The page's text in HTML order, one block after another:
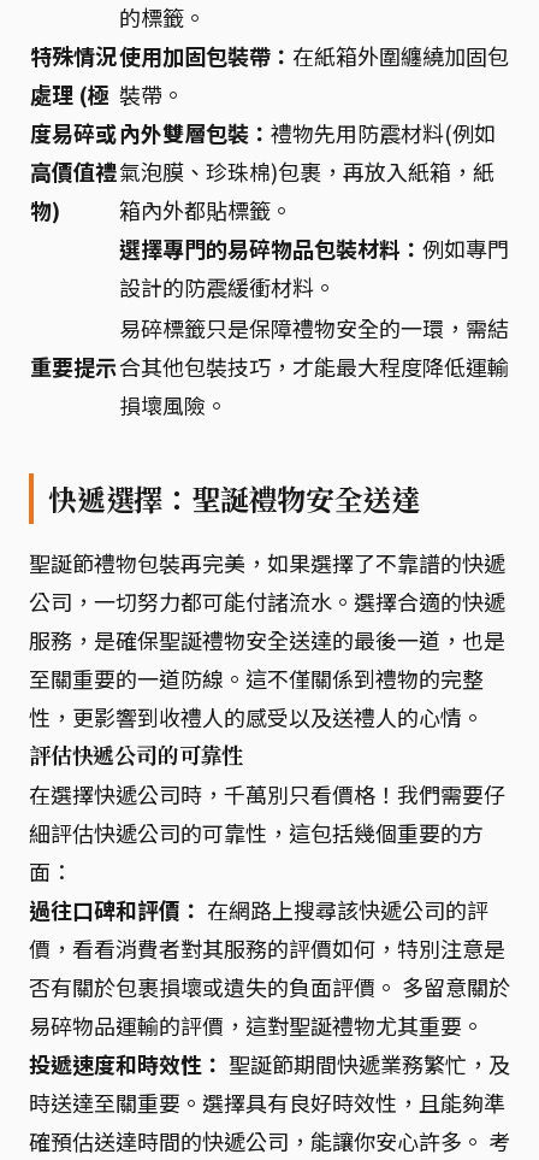
特殊情況
處理 (極
度易碎或
高價值禮
物)
的標籤。
使用加固包裝帶： 在紙箱外圍纏繞加固包
裝帶。
內外雙層包裝： 禮物先用防震材料(例如
氣泡膜、珍珠棉)包裹，再放入紙箱，紙
箱內外都貼標籤。
選擇專門的易碎物品包裝材料： 例如專門
設計的防震緩衝材料。
重要提示
易碎標籤只是保障禮物安全的一環，需結
合其他包裝技巧，才能最大程度降低運輸
損壞風險。
快遞選擇：聖誕禮物安全送達
聖誕節禮物包裝再完美，如果選擇了不靠譜的快遞
公司，一切努力都可能付諸流水。選擇合適的快遞
服務，是確保聖誕禮物安全送達的最後一道，也是
至關重要的一道防線。這不僅關係到禮物的完整
性，更影響到收禮人的感受以及送禮人的心情。
評估快遞公司的可靠性
在選擇快遞公司時，千萬別只看價格！我們需要仔
細評估快遞公司的可靠性，這包括幾個重要的方
面：
過往口碑和評價： 在網路上搜尋該快遞公司的評
價，看看消費者對其服務的評價如何，特別注意是
否有關於包裹損壞或遺失的負面評價。 多留意關於
易碎物品運輸的評價，這對聖誕禮物尤其重要。
投遞速度和時效性： 聖誕節期間快遞業務繁忙，及
時送達至關重要。選擇具有良好時效性，且能夠準
確預估送達時間的快遞公司，能讓你安心許多。 考